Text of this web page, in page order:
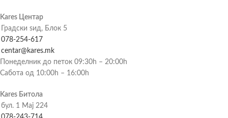
Kares Центар
Градски ѕид, Блок 5
078-254-617
centar@kares.mk
Понеделник до петок 09:30h – 20:00h
Сабота од 10:00h – 16:00h
Kares Битола
бул. 1 Мај 224